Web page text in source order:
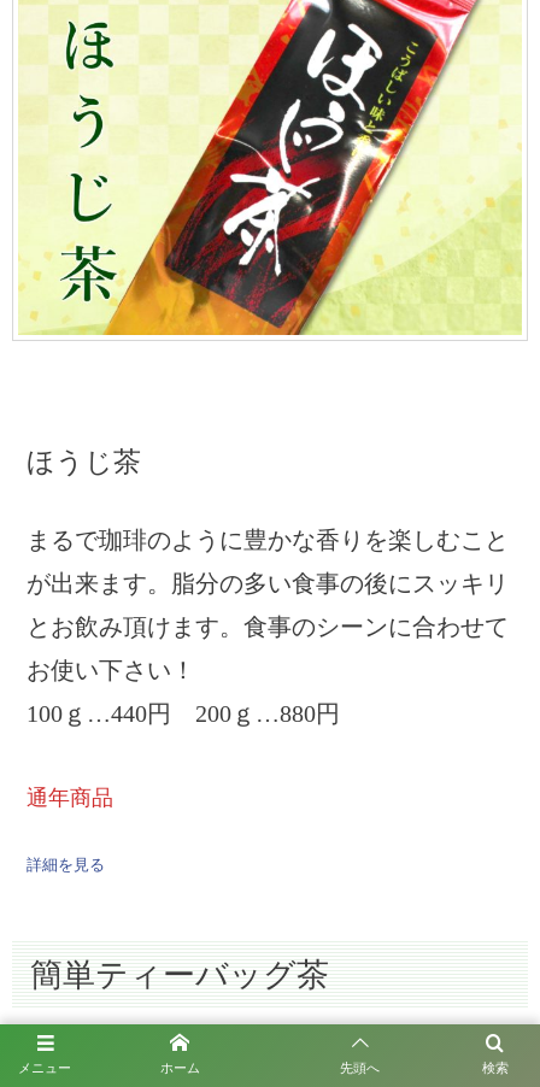
ほうじ茶
まるで珈琲のように豊かな香りを楽しむこと
が出来ます。脂分の多い食事の後にスッキリ
とお飲み頂けます。食事のシーンに合わせて
お使い下さい！
100ｇ…440円 200ｇ…880円
通年商品
詳細を見る
簡単ティーバッグ茶
メニュー 検索
ホーム 先頭へ